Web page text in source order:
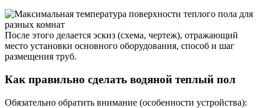
После этого делается эскиз (схема, чертеж), отражающий
место установки основного оборудования, способ и шаг
размещения труб.
Как правильно сделать водяной теплый пол
Обязательно обратить внимание (особенности устройства):